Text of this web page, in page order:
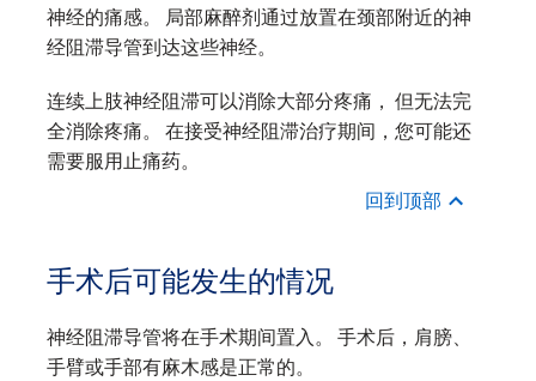
神经的痛感。 局部麻醉剂通过放置在颈部附近的神
经阻滞导管到达这些神经。
连续上肢神经阻滞可以消除大部分疼痛， 但无法完
全消除疼痛。 在接受神经阻滞治疗期间，您可能还
需要服用止痛药。
回到顶部
手术后可能发生的情况
神经阻滞导管将在手术期间置入。 手术后，肩膀、
手臂或手部有麻木感是正常的。